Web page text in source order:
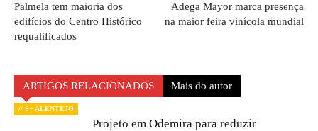
Palmela tem maioria dos
edifícios do Centro Histórico
requalificados
Adega Mayor marca presença
na maior feira vinícola mundial
ARTIGOS RELACIONADOS Mais do autor
// S+ ALENTEJO
Projeto em Odemira para reduzir